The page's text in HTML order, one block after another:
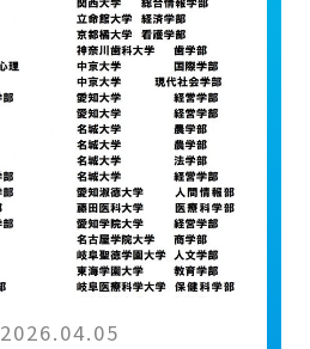
2026.04.05